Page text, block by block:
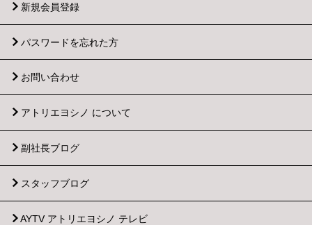
新規会員登録
パスワードを忘れた方
お問い合わせ
アトリエヨシノ について
副社長ブログ
スタッフブログ
AYTV アトリエヨシノ テレビ